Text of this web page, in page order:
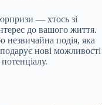
— хтось зі
до вашого життя.
незвичайна подія, яка
нові можливості